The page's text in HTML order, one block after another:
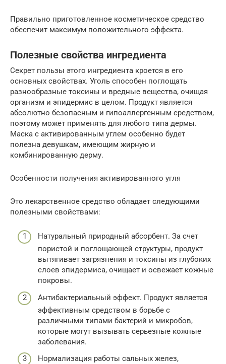
Правильно приготовленное косметическое средство
обеспечит максимум положительного эффекта.
Полезные свойства ингредиента
Секрет пользы этого ингредиента кроется в его
основных свойствах. Уголь способен поглощать
разнообразные токсины и вредные вещества, очищая
организм и эпидермис в целом. Продукт является
абсолютно безопасным и гипоаллергенным средством,
поэтому может применять для любого типа дермы.
Маска с активированным углем особенно будет
полезна девушкам, имеющим жирную и
комбинированную дерму.
Особенности получения активированного угля
Это лекарственное средство обладает следующими
полезными свойствами:
Натуральный природный абсорбент. За счет
пористой и поглощающей структуры, продукт
вытягивает загрязнения и токсины из глубоких
слоев эпидермиса, очищает и освежает кожные
покровы.
Антибактериальный эффект. Продукт является
эффективным средством в борьбе с
различными типами бактерий и микробов,
которые могут вызывать серьезные кожные
заболевания.
Нормализация работы сальных желез,